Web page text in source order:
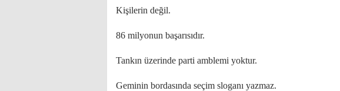
Kişilerin değil.
86 milyonun başarısıdır.
Tankın üzerinde parti amblemi yoktur.
Geminin bordasında seçim sloganı yazmaz.